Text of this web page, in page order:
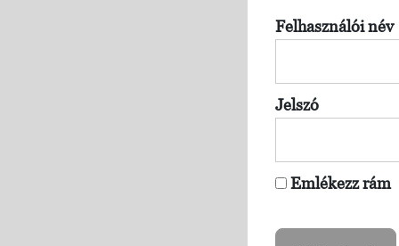
Felhasználói név
Jelszó
Emlékezz rám